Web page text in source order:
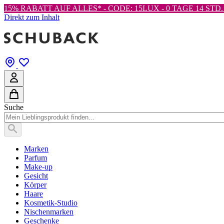
15% RABATT AUF ALLES* - CODE: 15LUX - 0 TAGE 14
Direkt zum Inhalt
Suche
Marken
Parfum
Make-up
Gesicht
Körper
Haare
Kosmetik-Studio
Nischenmarken
Geschenke